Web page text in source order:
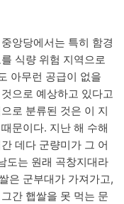
앙당에서는 특히 함경
식량 위험 지역으로
아무런 공급이 없을
으로 예상하고 있다고
로 분류된 것은 이 지
문이다. 지난 해 수해
데다 군량미가 그 어
도는 원래 곡창지대라
은 군부대가 가져가고,
간 햅쌀을 못 먹는 문